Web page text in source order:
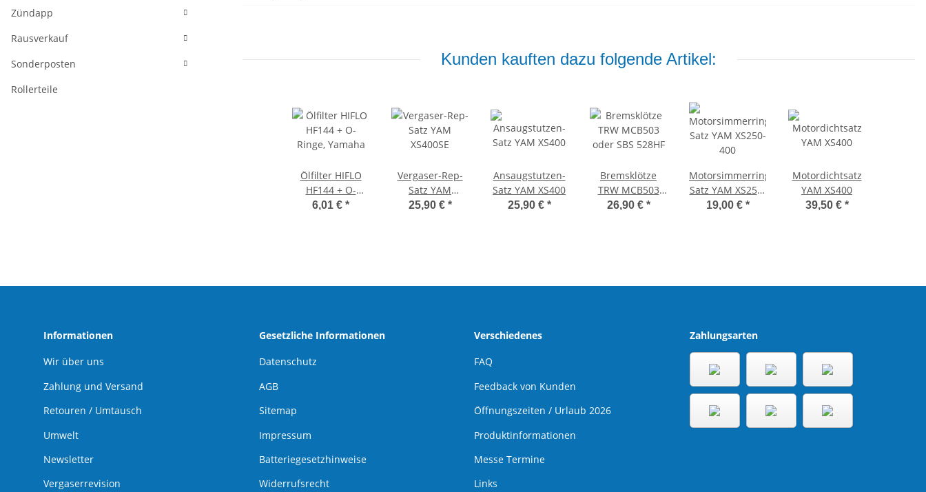
Kunden kauften dazu folgende Artikel:
Ölfilter HIFLO
HF144 + O-
Ringe, Yamaha
6,01 € *
Vergaser-Rep-
Satz YAM
XS400SE
25,90 € *
Ansaugstutzen-
Satz YAM XS400
25,90 € *
Bremsklötze
TRW MCB503
oder SBS 528HF
26,90 € *
Motorsimmerring-
Satz YAM XS250-
400
19,00 € *
Motordichtsatz
YAM XS400
39,50 € *
Zündapp
Rausverkauf
Sonderposten
Rollerteile
Informationen
Wir über uns
Zahlung und Versand
Retouren / Umtausch
Umwelt
Newsletter
Vergaserrevision
Gesetzliche Informationen
Datenschutz
AGB
Sitemap
Impressum
Batteriegesetzhinweise
Widerrufsrecht
Verschiedenes
FAQ
Feedback von Kunden
Öffnungszeiten / Urlaub 2026
Produktinformationen
Messe Termine
Links
Zahlungsarten